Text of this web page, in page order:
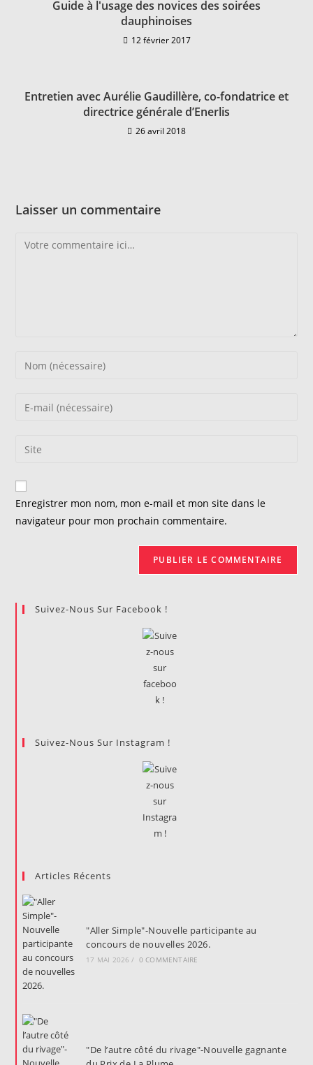
Guide à l'usage des novices des soirées
dauphinoises
12 février 2017
Entretien avec Aurélie Gaudillère, co-fondatrice et
directrice générale d’Enerlis
26 avril 2018
Laisser un commentaire
Comment
Enter
Enter
address
comment
Saisir
de
votre
(facultatif)
Enregistrer mon nom, mon e-mail et mon site dans le
navigateur pour mon prochain commentaire.
Suivez-Nous Sur Facebook !
Suivez-Nous Sur Instagram !
Articles Récents
"Aller Simple"-Nouvelle participante au
concours de nouvelles 2026.
17 MAI 2026 / 0 COMMENTAIRE
"De l’autre côté du rivage"-Nouvelle gagnante